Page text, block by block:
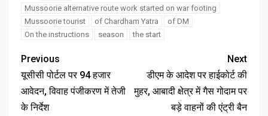
Mussoorie alternative route work started on war footing
Mussoorie tourist
of Chardham Yatra
of DM
On the instructions
season the start
Previous
यूसीसी पोर्टल पर 94 हजार
आवेदन, विवाह पंजीकरण में तेजी
के निर्देश
Next
डीएम के आदेश पर हाईकोर्ट की
मुहर, आबादी क्षेत्र में गैस गोदाम पर
बड़े वाहनों की एंट्री बैन